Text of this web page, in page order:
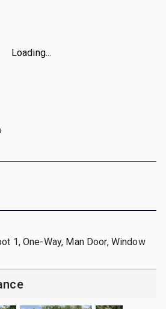
Loading...
1, One-Way, Man Door, Window